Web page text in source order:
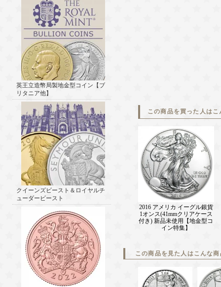
英王立造幣局製地金型コイン【ブ
リタニア他】
クイーンズビースト＆ロイヤルチ
ューダービースト
この商品を買った人は
2016 アメリカ イーグル銀貨
1オンス(41mmクリアケース
付き) 新品未使用【地金型コ
イン特集】
この商品を見た人はこんな